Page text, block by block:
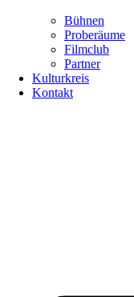
Bühnen
Proberäume
Filmclub
Partner
Kulturkreis
Kontakt